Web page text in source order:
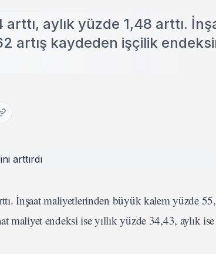
aylık yüzde 1,48 arttı.
artış kaydeden işçilik
İnşaat maliyetlerinden büyük kalem yüzde
maliyet endeksi ise yıllık yüzde 34,43, aylık